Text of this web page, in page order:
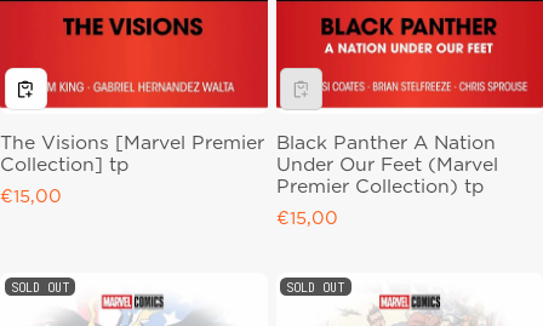
The Visions [Marvel Premier
Collection] tp
Regular price
€15,00
Black Panther A Nation
Under Our Feet (Marvel
Premier Collection) tp
Regular price
€15,00
SOLD OUT SOLD OUT